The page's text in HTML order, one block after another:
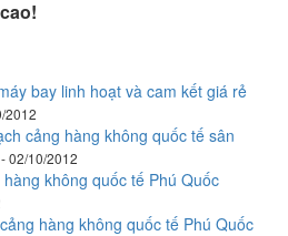
bay linh hoạt và cam kết giá rẻ
2012
cảng hàng không quốc tế sân
02/10/2012
không quốc tế Phú Quốc
hàng không quốc tế Phú Quốc